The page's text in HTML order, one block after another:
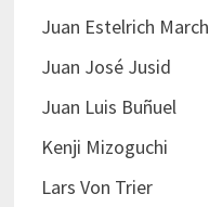
Juan Estelrich March
Juan José Jusid
Juan Luis Buñuel
Kenji Mizoguchi
Lars Von Trier